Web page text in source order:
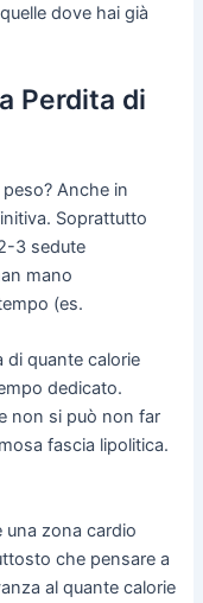
dove hai già
Perdita di
Anche in
Soprattutto
3 sedute
mano
(es.
di quante calorie
dedicato.
non si può non far
fascia lipolitica.
una zona cardio
che pensare a
al quante calorie